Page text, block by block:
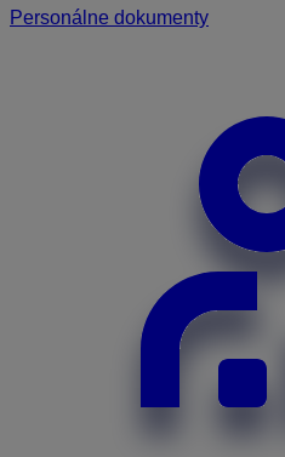
Personálne dokumenty